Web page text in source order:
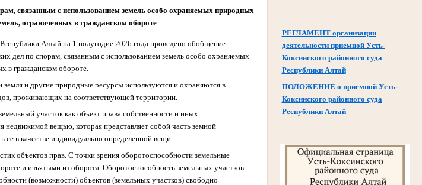
РЕГЛАМЕНТ организации
деятельности приемной Усть-
Коксинского районного суда
Республики Алтай
ПОЛОЖЕНИЕ о приемной Усть-
Коксинского районного суда
Республики Алтай
связанным с использованием земель особо охраняемых природных
ограниченных в гражданском обороте
Алтай на 1 полугодие 2026 года проведено обобщение
дел по спорам, связанным с использованием земель особо охраняемых
в гражданском обороте.
и другие природные ресурсы используются и охраняются в
проживающих на соответствующей территории.
участок как объект права собственности и иных
вещью, которая представляет собой часть земной
в качестве индивидуально определенной вещи.
объектов прав. С точки зрения оборотоспособности земельные
и изъятыми из оборота. Оборотоспособность земельных участков -
(возможности) объектов (земельных участков) свободно